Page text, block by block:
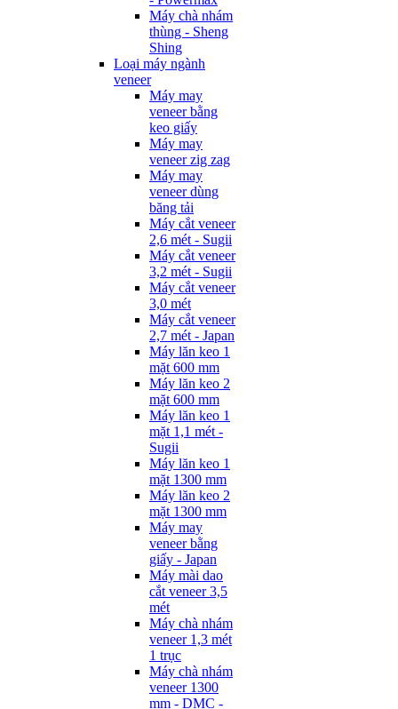
Máy chà nhám
thùng - Sheng
Shing
Loại máy ngành
veneer
Máy may
veneer bằng
keo giấy
Máy may
veneer zig zag
Máy may
veneer dùng
băng tải
Máy cắt veneer
2,6 mét - Sugii
Máy cắt veneer
3,2 mét - Sugii
Máy cắt veneer
3,0 mét
Máy cắt veneer
2,7 mét - Japan
Máy lăn keo 1
mặt 600 mm
Máy lăn keo 2
mặt 600 mm
Máy lăn keo 1
mặt 1,1 mét -
Sugii
Máy lăn keo 1
mặt 1300 mm
Máy lăn keo 2
mặt 1300 mm
Máy may
veneer bằng
giấy - Japan
Máy mài dao
cắt veneer 3,5
mét
Máy chà nhám
veneer 1,3 mét
1 trục
Máy chà nhám
veneer 1300
mm - DMC -